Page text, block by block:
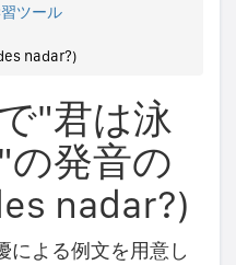
ツール
nadar?)
"君は泳
発音の
nadar?)
による例文を用意し